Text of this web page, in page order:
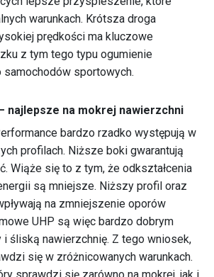
warunkach. Krótsza droga
prędkości ma kluczowe
z tym tego typu ogumienie
sportowych.
najlepsze na mokrej nawierzchni
bardzo rzadko występują w
profilach. Niższe boki gwarantują
Wiąże się to z tym, że odkształcenia
są mniejsze. Niższy profil oraz
na zmniejszenie oporów
UHP są więc bardzo dobrym
i śliską nawierzchnię. Z tego wniosek,
się w zróżnicowanych warunkach.